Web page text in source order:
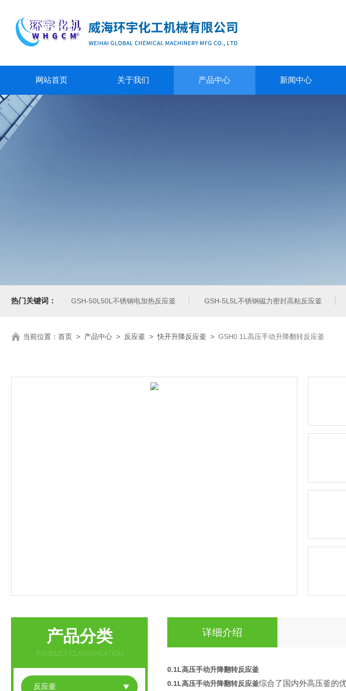
网站首页 关于我们 产品中心 新闻中心
热门关键词： GSH-50L50L不锈钢电加热反应釜 GSH-5L5L不锈钢磁力密封高粘反应釜
当前位置： 首页 > 产品中心 > 反应釜 >快开升降反应釜 > GSH0.1L高压手动升降翻转反应釜
产品分类
PRODUCT CLASSIFICATION
反应釜
详细介绍
0.1L高压手动升降翻转反应釜
0.1L高压手动升降翻转反应釜综合了国内外高压釜的